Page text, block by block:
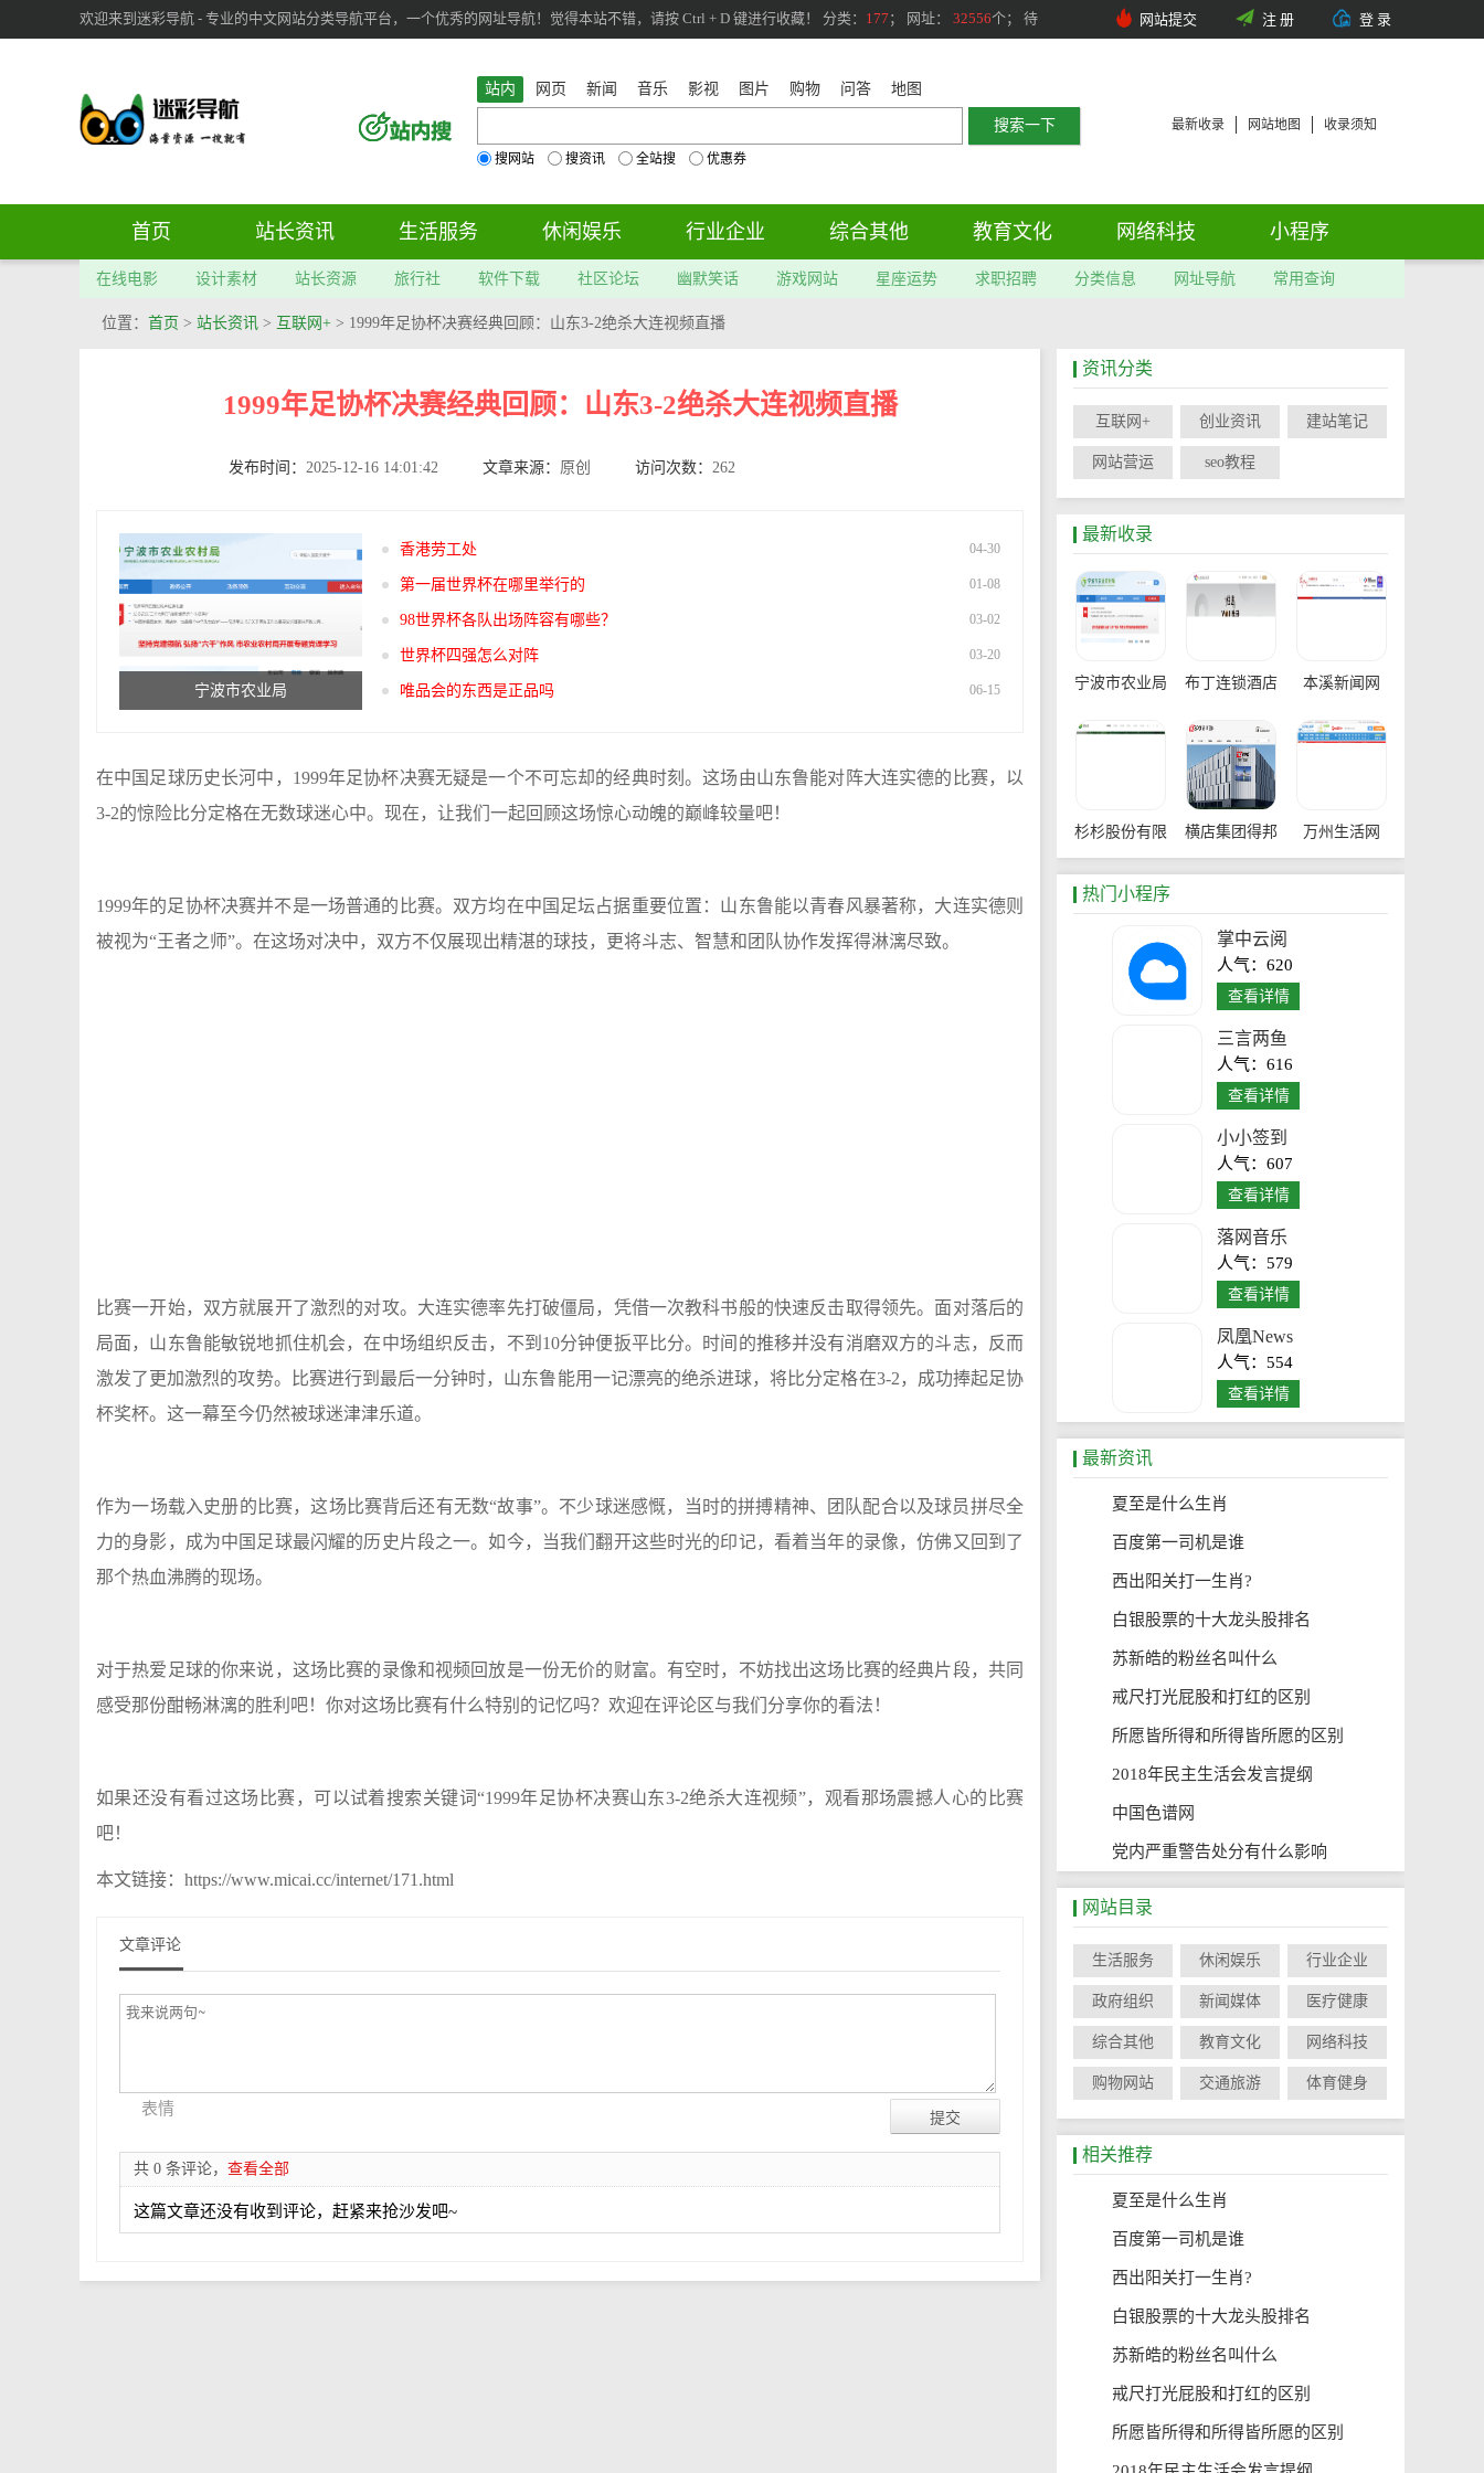
欢迎来到迷彩导航 - 专业的中文网站分类导航平台，一个优秀的网址导航！觉得本站不错，请按 Ctrl + D 键进行收藏！ 分类： 177 ； 网址： 32556个； 待
网站提交 注 册 登 录
站内 网页 新闻 音乐 影视 图片 购物 问答 地图
搜网站 搜资讯 全站搜 优惠券
最新收录 网站地图 收录须知
首页 站长资讯 生活服务 休闲娱乐 行业企业 综合其他 教育文化 网络科技 小程序
在线电影 设计素材 站长资源 旅行社 软件下载 社区论坛 幽默笑话 游戏网站 星座运势 求职招聘 分类信息 网址导航 常用查询
位置： 首页 > 站长资讯 > 互联网+ > 1999年足协杯决赛经典回顾：山东3-2绝杀大连视频直播
1999年足协杯决赛经典回顾：山东3-2绝杀大连视频直播
发布时间： 2025-12-16 14:01:42 文章来源： 原创 访问次数： 262
宁波市农业局
香港劳工处 04-30
第一届世界杯在哪里举行的 01-08
98世界杯各队出场阵容有哪些？ 03-02
世界杯四强怎么对阵 03-20
唯品会的东西是正品吗 06-15
在中国足球历史长河中，1999年足协杯决赛无疑是一个不可忘却的经典时刻。这场由山东鲁能对阵大连实德的比赛，以
3-2的惊险比分定格在无数球迷心中。现在，让我们一起回顾这场惊心动魄的巅峰较量吧！
1999年的足协杯决赛并不是一场普通的比赛。双方均在中国足坛占据重要位置：山东鲁能以青春风暴著称，大连实德则
被视为“王者之师”。在这场对决中，双方不仅展现出精湛的球技，更将斗志、智慧和团队协作发挥得淋漓尽致。
比赛一开始，双方就展开了激烈的对攻。大连实德率先打破僵局，凭借一次教科书般的快速反击取得领先。面对落后的
局面，山东鲁能敏锐地抓住机会，在中场组织反击，不到10分钟便扳平比分。时间的推移并没有消磨双方的斗志，反而
激发了更加激烈的攻势。比赛进行到最后一分钟时，山东鲁能用一记漂亮的绝杀进球，将比分定格在3-2，成功捧起足协
杯奖杯。这一幕至今仍然被球迷津津乐道。
作为一场载入史册的比赛，这场比赛背后还有无数“故事”。不少球迷感慨，当时的拼搏精神、团队配合以及球员拼尽全
力的身影，成为中国足球最闪耀的历史片段之一。如今，当我们翻开这些时光的印记，看着当年的录像，仿佛又回到了
那个热血沸腾的现场。
对于热爱足球的你来说，这场比赛的录像和视频回放是一份无价的财富。有空时，不妨找出这场比赛的经典片段，共同
感受那份酣畅淋漓的胜利吧！你对这场比赛有什么特别的记忆吗？欢迎在评论区与我们分享你的看法！
如果还没有看过这场比赛，可以试着搜索关键词“1999年足协杯决赛山东3-2绝杀大连视频”，观看那场震撼人心的比赛
吧！
本文链接：https://www.micai.cc/internet/171.html
文章评论
表情
共 0 条评论， 查看全部
这篇文章还没有收到评论，赶紧来抢沙发吧~
资讯分类
互联网+ 创业资讯 建站笔记
网站营运 seo教程
最新收录
宁波市农业局 布丁连锁酒店 本溪新闻网
杉杉股份有限
公司
横店集团得邦
工程塑料有限
万州生活网
热门小程序
掌中云阅
人气：620
查看详情
三言两鱼
人气：616
查看详情
小小签到
人气：607
查看详情
落网音乐
人气：579
查看详情
凤凰News
人气：554
查看详情
最新资讯
夏至是什么生肖
百度第一司机是谁
西出阳关打一生肖?
白银股票的十大龙头股排名
苏新皓的粉丝名叫什么
戒尺打光屁股和打红的区别
所愿皆所得和所得皆所愿的区别
2018年民主生活会发言提纲
中国色谱网
党内严重警告处分有什么影响
网站目录
生活服务 休闲娱乐 行业企业
政府组织 新闻媒体 医疗健康
综合其他 教育文化 网络科技
购物网站 交通旅游 体育健身
相关推荐
夏至是什么生肖
百度第一司机是谁
西出阳关打一生肖?
白银股票的十大龙头股排名
苏新皓的粉丝名叫什么
戒尺打光屁股和打红的区别
所愿皆所得和所得皆所愿的区别